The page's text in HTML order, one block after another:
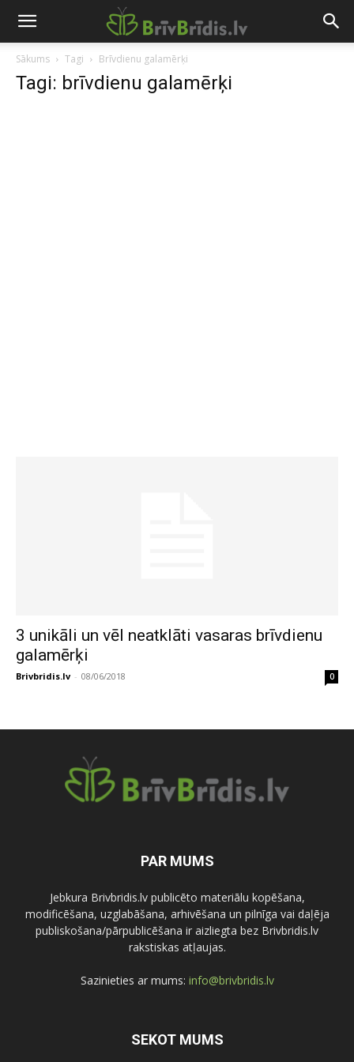
Sākums Tagi Brīvdienu galamērķi
Tagi: brīvdienu galamērķi
3 unikāli un vēl neatklāti vasaras brīvdienu
galamērķi
Brivbridis.lv - 08/06/2018 0
PAR MUMS
Jebkura Brivbridis.lv publicēto materiālu kopēšana,
modificēšana, uzglabāšana, arhivēšana un pilnīga vai daļēja
publiskošana/pārpublicēšana ir aizliegta bez Brivbridis.lv
rakstiskas atļaujas.
Sazinieties ar mums: info@brivbridis.lv
SEKOT MUMS